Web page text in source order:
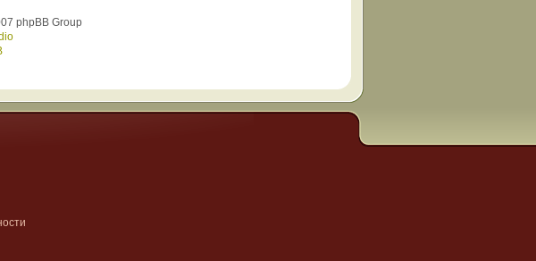
phpBB Group